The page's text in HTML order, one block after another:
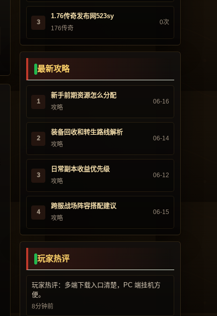
3
1.76传奇发布网523sy
176传奇
0次
最新攻略
1
新手前期资源怎么分配
攻略
06-16
2
装备回收和转生路线解析
攻略
06-14
3
日常副本收益优先级
攻略
06-12
4
跨服战场阵容搭配建议
攻略
06-15
玩家热评
玩家热评：多端下载入口清楚，PC 端挂机方
便。
8分钟前